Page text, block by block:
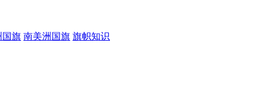
国旗 南美洲国旗 旗帜知识